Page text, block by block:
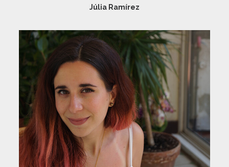
Júlia Ramírez